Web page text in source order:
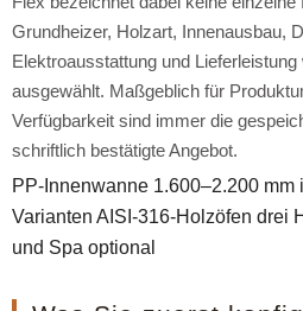
Grundheizer, Holzart, Innenausbau,
Elektroausstattung und
ausgewählt. Maßgeblich für
Verfügbarkeit sind immer die
schriftlich bestätigte Angebot.
PP-Innenwanne 1.600–2.200 mm
Varianten AISI-316-Holzöfen drei
und Spa optional